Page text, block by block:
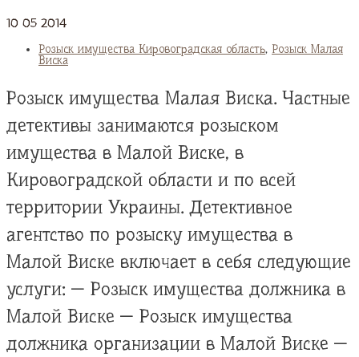
10 05 2014
Розыск имущества Кировоградская область, Розыск Малая
Виска
Розыск имущества Малая Виска. Частные
детективы занимаются розыском
имущества в Малой Виске, в
Кировоградской области и по всей
территории Украины. Детективное
агентство по розыску имущества в
Малой Виске включает в себя следующие
услуги: — Розыск имущества должника в
Малой Виске — Розыск имущества
должника организации в Малой Виске —